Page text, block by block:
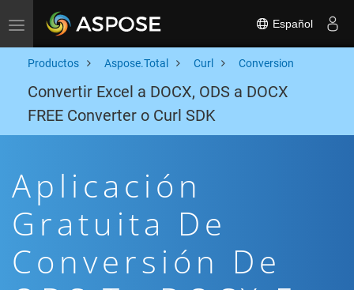
Toggle navigation Español
Productos Aspose.Total Curl Conversion
Convertir Excel a DOCX, ODS a DOCX
FREE Converter o Curl SDK
Aplicación
Gratuita De
Conversión De